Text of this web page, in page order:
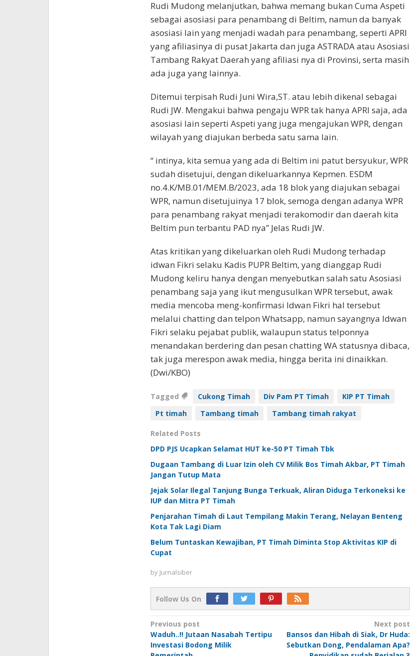
Rudi Mudong melanjutkan, bahwa memang bukan Cuma Aspeti
sebagai asosiasi para penambang di Beltim, namun da banyak
asosiasi lain yang menjadi wadah para penambang, seperti APRI
yang afiliasinya di pusat Jakarta dan juga ASTRADA atau Asosiasi
Tambang Rakyat Daerah yang afiliasi nya di Provinsi, serta masih
ada juga yang lainnya.
Ditemui terpisah Rudi Juni Wira,ST. atau lebih dikenal sebagai
Rudi JW. Mengakui bahwa pengaju WPR tak hanya APRI saja, ada
asosiasi lain seperti Aspeti yang juga mengajukan WPR, dengan
wilayah yang diajukan berbeda satu sama lain.
“ intinya, kita semua yang ada di Beltim ini patut bersyukur, WPR
sudah disetujui, dengan dikeluarkannya Kepmen. ESDM
no.4.K/MB.01/MEM.B/2023, ada 18 blok yang diajukan sebagai
WPR, namun disetujuinya 17 blok, semoga dengan adanya WPR
para penambang rakyat menjadi terakomodir dan daerah kita
Beltim pun terbantu PAD nya” Jelas Rudi JW.
Atas kritikan yang dikeluarkan oleh Rudi Mudong terhadap
idwan Fikri selaku Kadis PUPR Beltim, yang dianggap Rudi
Mudong keliru hanya dengan menyebutkan salah satu Asosiasi
penambang saja yang ikut mengusulkan WPR tersebut, awak
media mencoba meng-konfirmasi Idwan Fikri hal tersebut
melalui chatting dan telpon Whatsapp, namun sayangnya Idwan
Fikri selaku pejabat publik, walaupun status telponnya
menandakan berdering dan pesan chatting WA statusnya dibaca,
tak juga merespon awak media, hingga berita ini dinaikkan.
(Dwi/KBO)
Tagged Cukong Timah Div Pam PT Timah
KIP PT Timah
Pt timah
Tambang timah Tambang timah rakyat
Related Posts
DPD PJS Ucapkan Selamat HUT ke-50 PT Timah Tbk
Dugaan Tambang di Luar Izin oleh CV Milik Bos Timah Akbar, PT Timah
Jangan Tutup Mata
Jejak Solar Ilegal Tanjung Bunga Terkuak, Aliran Diduga Terkoneksi ke
IUP dan Mitra PT Timah
Penjarahan Timah di Laut Tempilang Makin Terang, Nelayan Benteng
Kota Tak Lagi Diam
Belum Tuntaskan Kewajiban, PT Timah Diminta Stop Aktivitas KIP di
Cupat
by Jurnalsiber
Follow Us On
Post
navigation
Previous post
Waduh..!! Jutaan Nasabah Tertipu
Investasi Bodong Milik
Next post
Bansos dan Hibah di Siak, Dr Huda:
Sebutkan Dong, Pendalaman Apa?